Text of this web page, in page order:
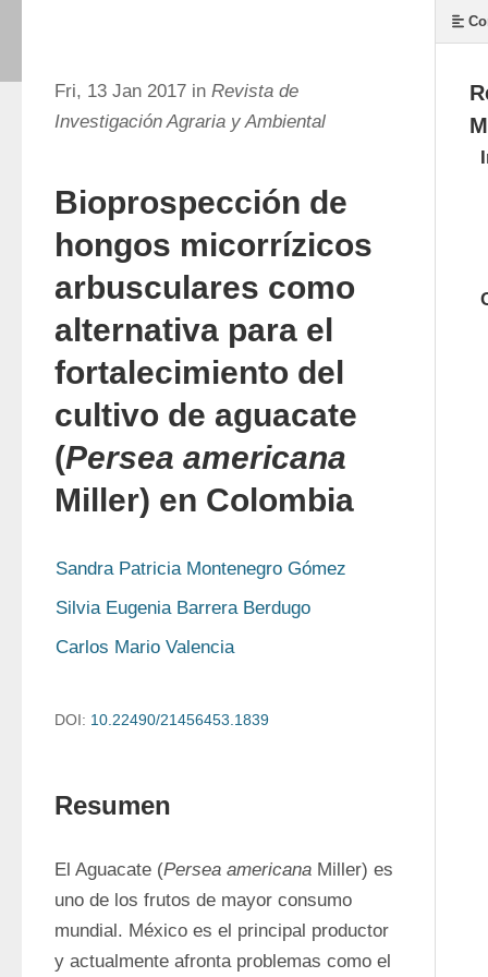
Fri, 13 Jan 2017 in Revista de
Investigación Agraria y Ambiental
Bioprospección de
hongos micorrízicos
arbusculares como
alternativa para el
fortalecimiento del
cultivo de aguacate
(Persea americana
Miller) en Colombia
Sandra Patricia Montenegro Gómez
Silvia Eugenia Barrera Berdugo
Carlos Mario Valencia
DOI: 10.22490/21456453.1839
Resumen
El Aguacate (Persea americana Miller) es
uno de los frutos de mayor consumo
mundial. México es el principal productor
y actualmente afronta problemas como el